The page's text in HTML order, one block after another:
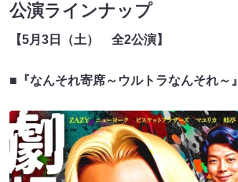
公演ラインナップ
【5月3日（土） 全2公演】
■『なんそれ寄席～ウルトラなんそれ～』